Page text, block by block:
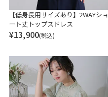
【低身長用サイズあり】2WAYショ
ート丈トップスドレス
¥13,900(税込)